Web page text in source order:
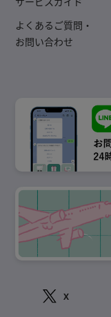
よくあるご質問・
お問い合わせ
X